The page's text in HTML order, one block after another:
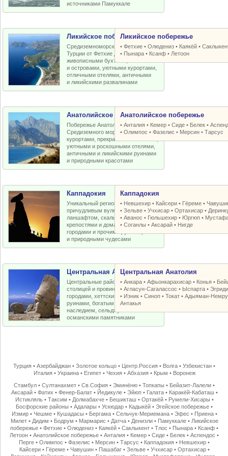
источниками Памуккале
Ликийское побережье
Средиземноморское побережье
Турции от Фетхие до Кемера с
живописными бухтами, пляжами
и островами, уютными курортами,
отличными отелями, античными
и ликийскими развалинами
Ликийское побережье
•Фетхие •Олюдениз • Каякёй •
• Пынара • Ксанф • Летоон
Анатолийское побережье
Побережье Анатолийской бухты
Средиземного моря с отличными
курортами, прекрасными пляжами,
уютными и роскошными отелями,
античными и ликийскими руинами
и природными красотами
Анатолийское побережье
•Анталия • Кемер •Сиде • Белек •
•Олимпос •Фазелис • Мерсин •Тарсус
Каппадокия
Уникальный регион Турции с
причудливым вулканическим
ланшафтом, скальными церквями,
крепостями и домами, пещерными
городами и прочими рукотворными
и природными чудесами
Каппадокия
• Невшехир • Кайсери • Гёреме •
•Зельве •Учхисар •Ортахисар •
•Аванос • Гюльшехир • Юргюп •
•Соганлы •Аксарай • Нигде
Центральная Анатолия
Центральные районы Турции со
столицей и провинциальными
городами, хеттскими и античными
руинами, богатым византийским
наследием, сельджукскими и
османскими памятниками
Центральная Анатолия
•Анкара •Афьонкарахисар • Конья •
•Агласун-Сагалассос • Ыспарта •
• Изник •Синоп •Токат •Адыяман-
Антакья
Турция •Азербайджан •Золотое кольцо • Центр.Россия • Волга •Узбекистан •
Италия• Украина• Египет• Чехия• Абхазия• Крым • Воронеж
Стамбул •Султанахмет •Св.София •Эминёню •Топкапы • Бейазит-Лалели •
Аксарай• Фатих • Фенер-Балат• Йедикуле• Эйюп• Галата• Каракёй-Кабаташ •
Истикляль• Таксим • Долмабахче• Бешикташ • Ортакёй• Румели-Хисары •
Босфорские районы •Адалары •Ускюдар • Кадыкёй •Эгейское побережье •
Измир• Чешме• Кушадасы • Бергама• Сельчук-Мериемана• Эфес • Приена•
Милет• Дидим • Бодрум • Мармарис • Датча• Денизли• Памуккале• Ликийское
побережье •Фетхие •Олюдениз • Каякёй •Саклыкент •Тлос • Пынара • Ксанф •
Летоон •Анатолийское побережье •Анталия • Кемер •Сиде • Белек •Аспендос •
Перге •Олимпос •Фазелис • Мерсин •Тарсус • Каппадокия • Невшехир •
Кайсери• Гёреме• Чавушин• Пашабаг• Зельве• Учхисар• Ортахисар•